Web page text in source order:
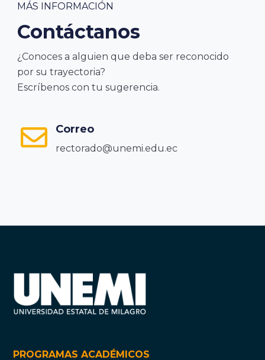
MÁS INFORMACIÓN
Contáctanos
¿Conoces a alguien que deba ser reconocido
por su trayectoria?
Escríbenos con tu sugerencia.
Correo
rectorado@unemi.edu.ec
PROGRAMAS ACADÉMICOS